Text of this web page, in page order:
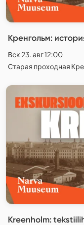
Кренгольм:
Вск 23. авг 12:00
Старая проходная
Kreenholm: